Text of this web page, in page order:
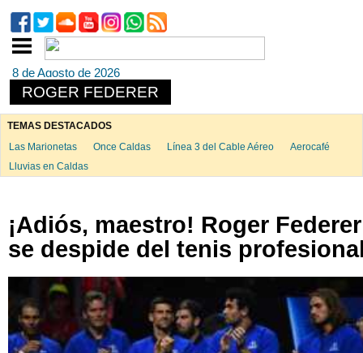
8 de Agosto de 2026
ROGER FEDERER
TEMAS DESTACADOS
Las Marionetas
Once Caldas Línea 3 del Cable Aéreo
Aerocafé
Lluvias en Caldas
¡Adiós, maestro! Roger Federer
se despide del tenis